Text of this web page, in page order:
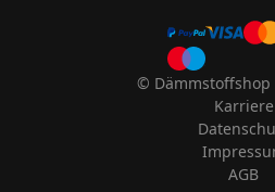
© Dämmstoffshop
Karriere
AGB